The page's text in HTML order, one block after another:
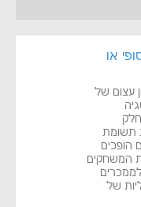
או
עצום של
תשומת
הופכים
המשחקים
של